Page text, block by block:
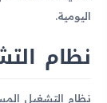
اليومية.
نظام
نظام التشغيل